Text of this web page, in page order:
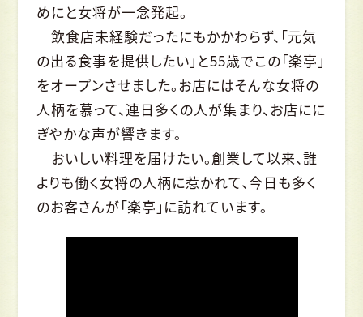
めにと女将が一念発起。
飲食店未経験だったにもかかわらず、「元気
の出る食事を提供したい」と55歳でこの「楽亭」
をオープンさせました。お店にはそんな女将の
人柄を慕って、連日多くの人が集まり、お店にに
ぎやかな声が響きます。
おいしい料理を届けたい。創業して以来、誰
よりも働く女将の人柄に惹かれて、今日も多く
のお客さんが「楽亭」に訪れています。